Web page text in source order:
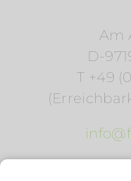
Am
D-
T +49